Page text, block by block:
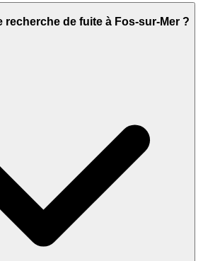
recherche de fuite à Fos-sur-Mer ?